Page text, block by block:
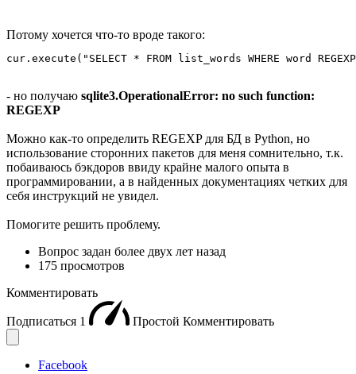
Потому хочется что-то вроде такого:
cur.execute("SELECT * FROM list_words WHERE word
- но получаю sqlite3.OperationalError: no such function:
REGEXP
Можно как-то определить REGEXP для БД в Python, но
использование сторонних пакетов для меня сомнительно, т.к.
побаиваюсь бэкдоров ввиду крайне малого опыта в
программировании, а в найденных документациях четких для
себя инструкций не увидел.
Помогите решить проблему.
Вопрос задан более двух лет назад
175 просмотров
Комментировать
Подписаться 1 Простой Комментировать
Facebook